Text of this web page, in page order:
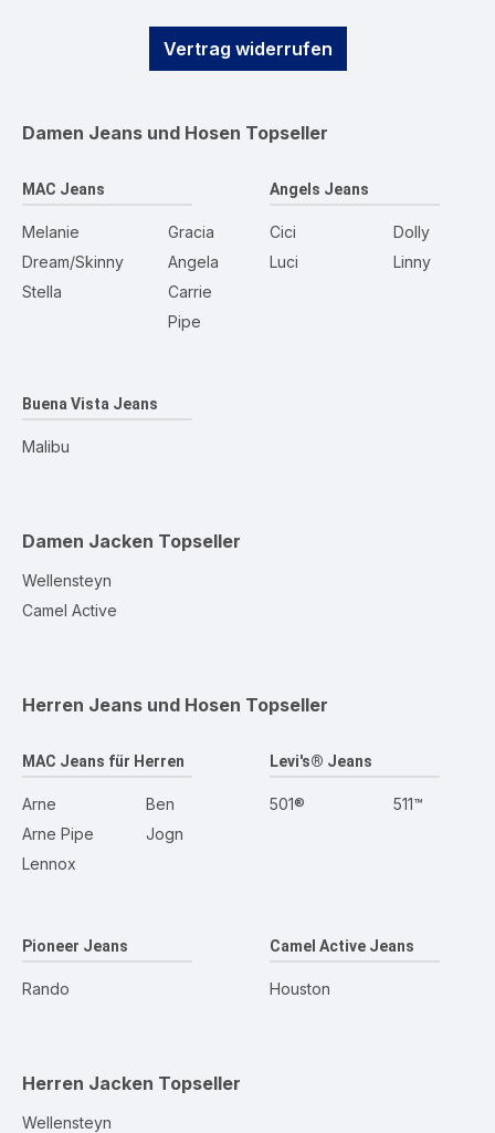
Vertrag widerrufen
Damen Jeans und Hosen Topseller
MAC Jeans
Melanie
Dream/Skinny
Stella
Gracia
Angela
Carrie
Pipe
Angels Jeans
Cici
Luci
Dolly
Linny
Buena Vista Jeans
Malibu
Damen Jacken Topseller
Wellensteyn
Camel Active
Herren Jeans und Hosen Topseller
MAC Jeans für Herren
Arne
Arne Pipe
Lennox
Ben
Jogn
Levi's® Jeans
501® 511™
Pioneer Jeans
Rando
Camel Active Jeans
Houston
Herren Jacken Topseller
Wellensteyn